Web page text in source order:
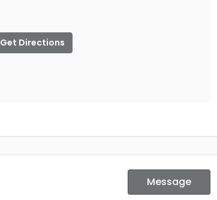
Get Directions
Message